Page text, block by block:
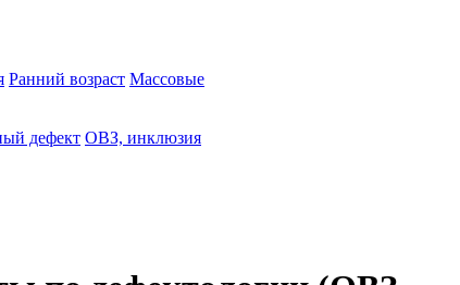
Ранний возраст Массовые
дефект ОВЗ, инклюзия